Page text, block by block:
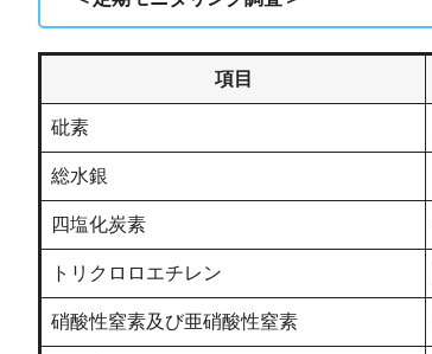
項目
砒素
総水銀
四塩化炭素
トリクロロエチレン
硝酸性窒素及び亜硝酸性窒素